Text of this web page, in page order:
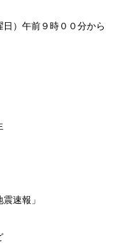
）午前９時００分から
速報」